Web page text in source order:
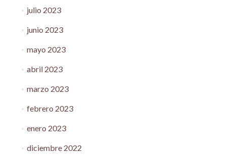
julio 2023
junio 2023
mayo 2023
abril 2023
marzo 2023
febrero 2023
enero 2023
diciembre 2022